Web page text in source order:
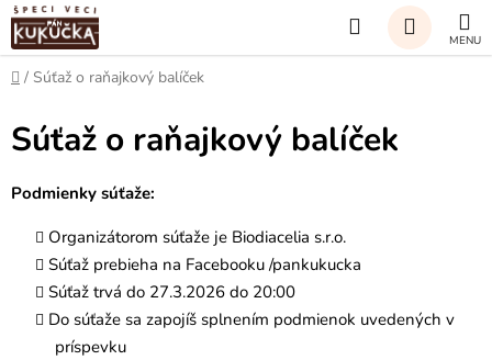
Prejsť
na
obsah
Hľadať
Domov
/ Súťaž o raňajkový balíček
Súťaž o raňajkový balíček
Podmienky súťaže:
Organizátorom súťaže je Biodiacelia s.r.o.
Súťaž prebieha na Facebooku /pankukucka
Súťaž trvá do 27.3.2026 do 20:00
Do súťaže sa zapojíš splnením podmienok uvedených v
príspevku